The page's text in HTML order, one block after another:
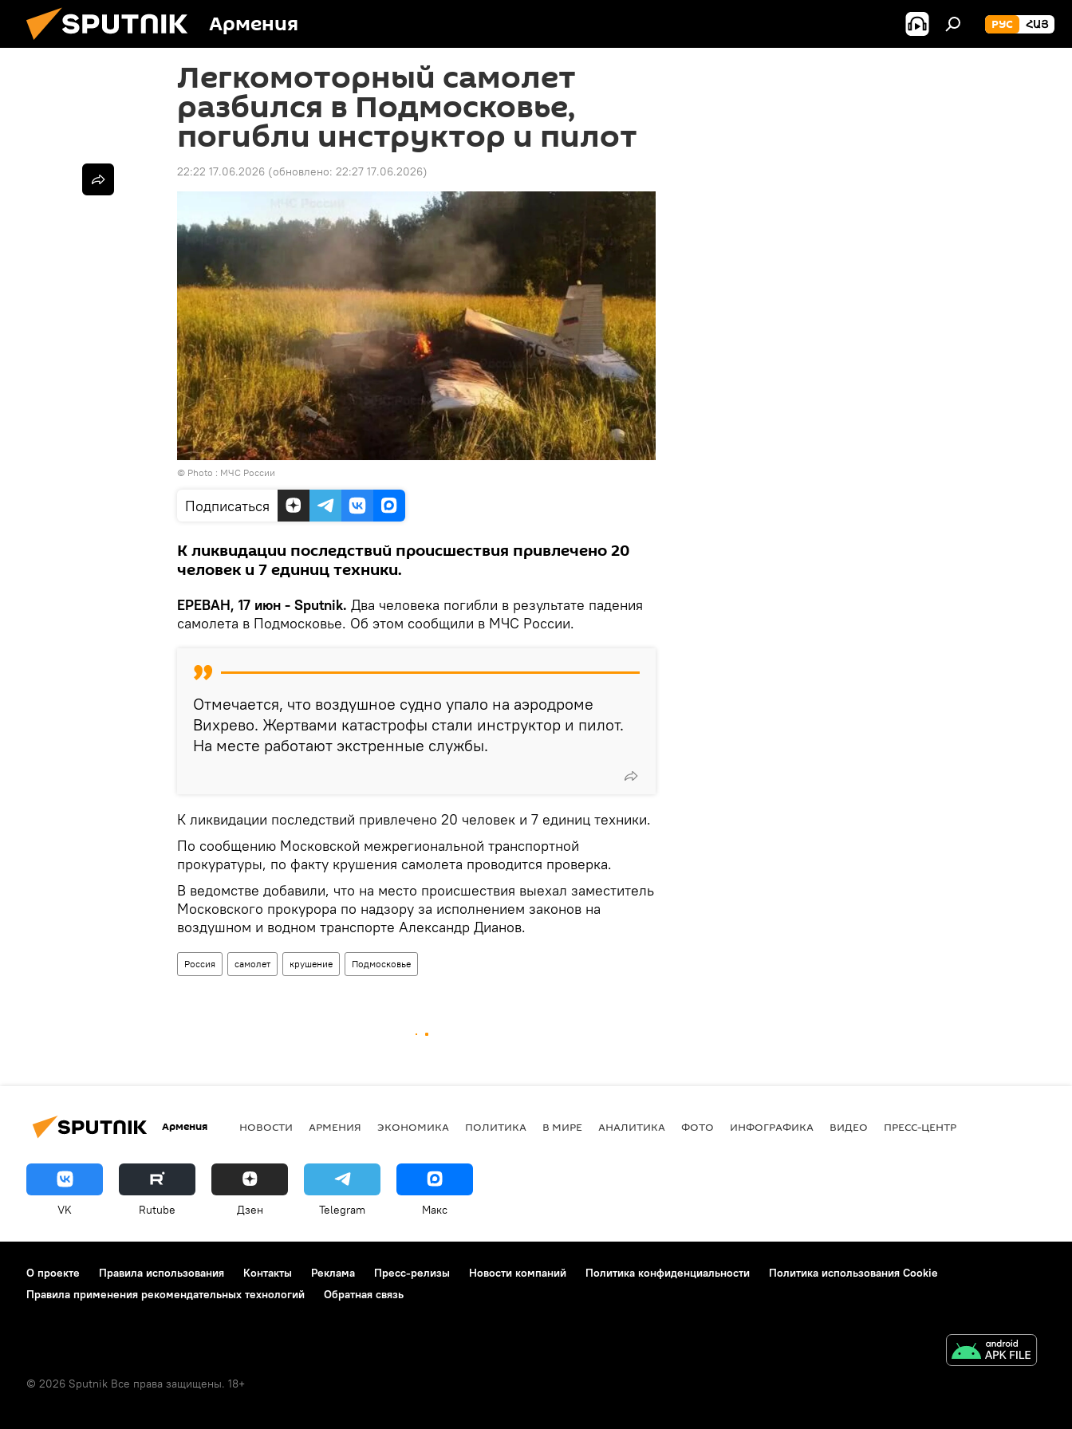
Армения РУС ՀԱՅ
Легкомоторный самолет
разбился в Подмосковье,
погибли инструктор и пилот
22:22 17.06.2026 (обновлено: 22:27 17.06.2026)
© Photo : МЧС России
Подписаться
К ликвидации последствий происшествия привлечено 20
человек и 7 единиц техники.
ЕРЕВАН, 17 июн - Sputnik. Два человека погибли в результате падения
самолета в Подмосковье. Об этом сообщили в МЧС России.
Отмечается, что воздушное судно упало на аэродроме
Вихрево. Жертвами катастрофы стали инструктор и пилот.
На месте работают экстренные службы.
К ликвидации последствий привлечено 20 человек и 7 единиц техники.
По сообщению Московской межрегиональной транспортной
прокуратуры, по факту крушения самолета проводится проверка.
В ведомстве добавили, что на место происшествия выехал заместитель
Московского прокурора по надзору за исполнением законов на
воздушном и водном транспорте Александр Дианов.
Россия самолет крушение Подмосковье
Армения НОВОСТИ АРМЕНИЯ ЭКОНОМИКА ПОЛИТИКА В МИРЕ АНАЛИТИКА ФОТО ИНФОГРАФИКА ВИДЕО ПРЕСС-ЦЕНТР
VK Rutube Дзен Telegram Макс
О проекте Правила использования Контакты Реклама Пресс-релизы Новости компаний Политика конфиденциальности
Политика использования Cookie
Правила применения рекомендательных технологий
Обратная связь
© 2026 Sputnik Все права защищены. 18+